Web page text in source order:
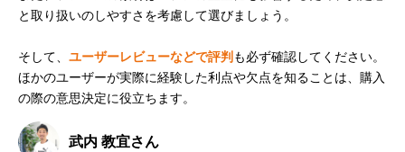
と取り扱いのしやすさを考慮して選びましょう。
そして、 ユーザーレビューなどで評判 も必ず確認してください。
ほかのユーザーが実際に経験した利点や欠点を知ることは、購入
の際の意思決定に役立ちます。
武内 教宜さん